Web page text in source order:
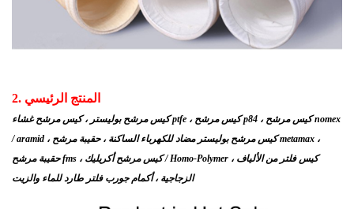
2. المنتج الرئيسي
كيس مرشح بوليستر ، كيس مرشح غشاء ptfe ، كيس مرشح p84 ، كيس مرشح nomex
/ aramid ، كيس مرشح بوليستر مضاد للكهرباء الساكنة ، حقيبة مرشح metamax ،
حقيبة مرشح fms ، كيس مرشح أكريليك / Homo-Polymer ،كيس فلتر من الألياف
الزجاجية ، أكمام جورب فلتر طارد للماء والزيت